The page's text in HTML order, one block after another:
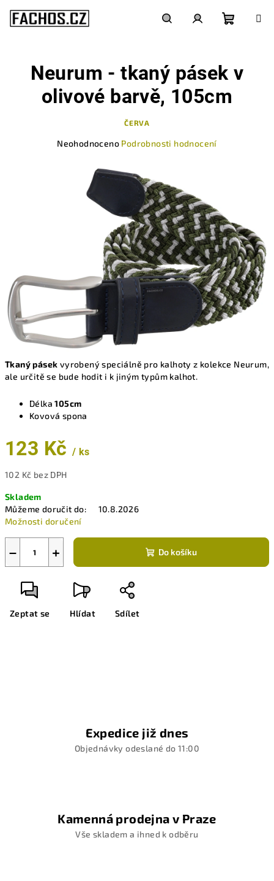
obsah
košík
Tkaný pásek vyrobený speciálně pro kalhoty z kolekce Neurum,
ale určitě se bude hodit i k jiným typům kalhot.
Délka105cm
Kovová spona
123 Kč / ks
102 Kč bez DPH
cena:
Skladem
Můžeme doručit do:
10.8.2026
Možnosti doručení
+
− Do košíku
Zeptat se Hlídat Sdílet
Neurum - tkaný pásek v
olivové barvě, 105cm
ČERVA
Neohodnoceno Podrobnosti hodnocení
Expedice již dnes
Objednávky odeslané do 11:00
Kamenná prodejna v Praze
Vše skladem a ihned k odběru